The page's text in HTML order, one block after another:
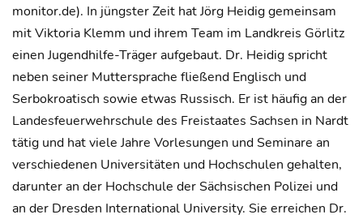
monitor.de). In jüngster Zeit hat Jörg Heidig gemeinsam
mit Viktoria Klemm und ihrem Team im Landkreis Görlitz
einen Jugendhilfe-Träger aufgebaut. Dr. Heidig spricht
neben seiner Muttersprache fließend Englisch und
Serbokroatisch sowie etwas Russisch. Er ist häufig an der
Landesfeuerwehrschule des Freistaates Sachsen in Nardt
tätig und hat viele Jahre Vorlesungen und Seminare an
verschiedenen Universitäten und Hochschulen gehalten,
darunter an der Hochschule der Sächsischen Polizei und
an der Dresden International University. Sie erreichen Dr.